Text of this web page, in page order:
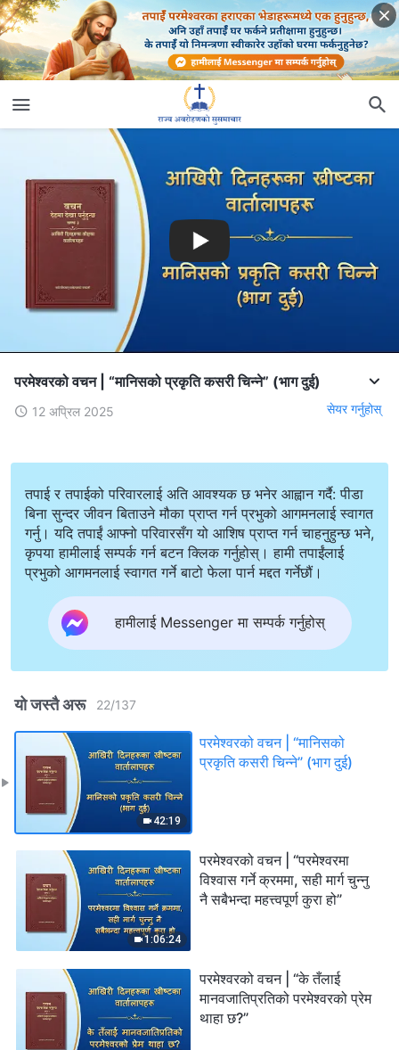
परमेश्‍वरको वचन | “मानिसको प्रकृति कसरी चिन्ने” (भाग दुई)
12 अप्रिल 2025 सेयर गर्नुहोस्
तपाई र तपाईको परिवारलाई अति आवश्यक छ भनेर आह्वान गर्दै: पीडा
बिना सुन्दर जीवन बिताउने मौका प्राप्त गर्न प्रभुको आगमनलाई स्वागत
गर्नु। यदि तपाईं आफ्नो परिवारसँग यो आशिष प्राप्त गर्न चाहनुहुन्छ भने,
कृपया हामीलाई सम्पर्क गर्न बटन क्लिक गर्नुहोस्। हामी तपाईंलाई
प्रभुको आगमनलाई स्वागत गर्ने बाटो फेला पार्न मद्दत गर्नेछौं।
हामीलाई Messenger मा सम्पर्क गर्नुहोस्
यो जस्तै अरू 22/137
42:19
परमेश्‍वरको वचन | “मानिसको
प्रकृति कसरी चिन्ने” (भाग दुई)
1:06:24
परमेश्‍वरको वचन | “परमेश्‍वरमा
विश्‍वास गर्ने क्रममा, सही मार्ग चुन्‍नु
नै सबैभन्दा महत्त्वपूर्ण कुरा हो”
परमेश्‍वरको वचन | “के तँलाई
मानवजातिप्रतिको परमेश्‍वरको प्रेम
थाहा छ?”